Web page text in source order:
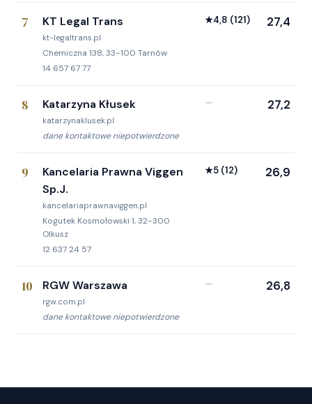
7 KT Legal Trans
kt-legaltrans.pl
Chemiczna 138, 33-100 Tarnów
14 657 67 77
★4,8 (121) 27,4
8 Katarzyna Kłusek
katarzynaklusek.pl
dane kontaktowe niepotwierdzone
— 27,2
9
Kancelaria Prawna Viggen
Sp.J.
kancelariaprawnaviggen.pl
Kogutek Kosmołowski 1, 32-300
Olkusz
12 637 24 57
★5 (12) 26,9
10 RGW Warszawa
rgw.com.pl
dane kontaktowe niepotwierdzone
— 26,8